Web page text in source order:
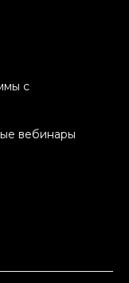
с
вебинары